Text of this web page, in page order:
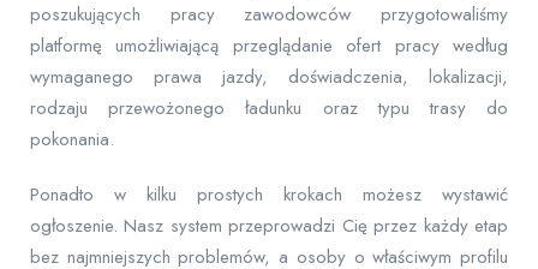
poszukujących pracy zawodowców przygotowaliśmy
platformę umożliwiającą przeglądanie ofert pracy według
wymaganego prawa jazdy, doświadczenia, lokalizacji,
rodzaju przewożonego ładunku oraz typu trasy do
pokonania.
Ponadto w kilku prostych krokach możesz wystawić
ogłoszenie. Nasz system przeprowadzi Cię przez każdy etap
bez najmniejszych problemów, a osoby o właściwym profilu